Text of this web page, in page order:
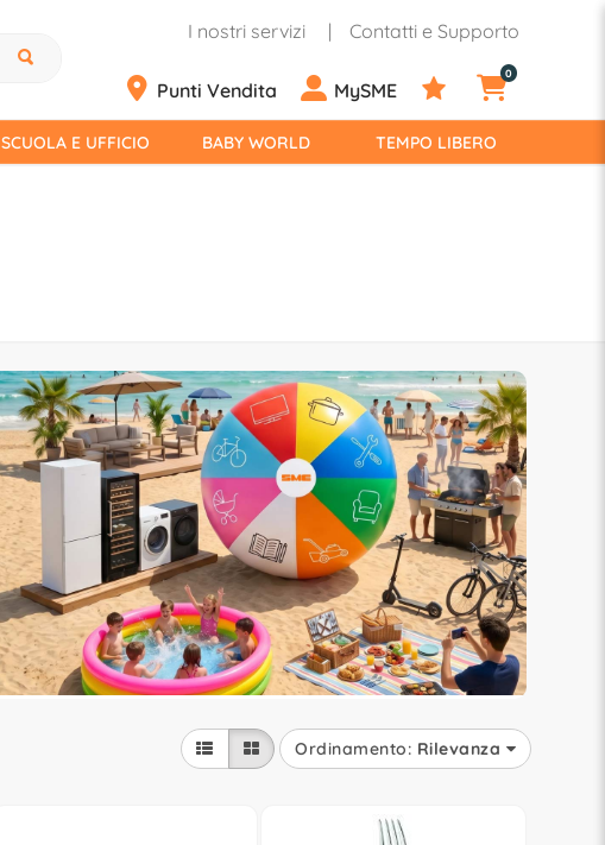
I nostri servizi Contatti e Supporto
Punti Vendita MySME
0
SCUOLA E UFFICIO BABY WORLD TEMPO LIBERO
Ordinamento: Rilevanza